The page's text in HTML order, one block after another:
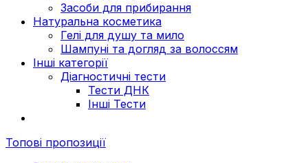
Засоби для прибирання
Натуральна косметика
Гелі для душу та мило
Шампуні та догляд за волоссям
Інші категорії
Діагностичні тести
Тести ДНК
Інші Тести
Топові пропозиції